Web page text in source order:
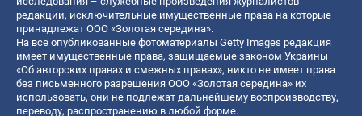
редакции, исключительные имущественные права на которые
принадлежат ООО «Золотая середина».
На все опубликованные фотоматериалы Getty Images редакция
имеет имущественные права, защищаемые законом Украины
«Об авторских правах и смежных правах», никто не имеет права
без письменного разрешения ООО «Золотая середина» их
использовать, они не подлежат дальнейшему воспроизводству,
переводу, распространению в любой форме.